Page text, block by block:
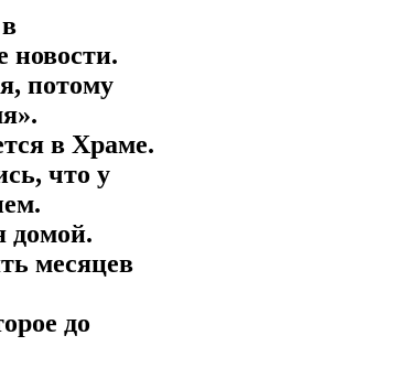
новости.
потому
в Храме.
что у
домой.
месяцев
до